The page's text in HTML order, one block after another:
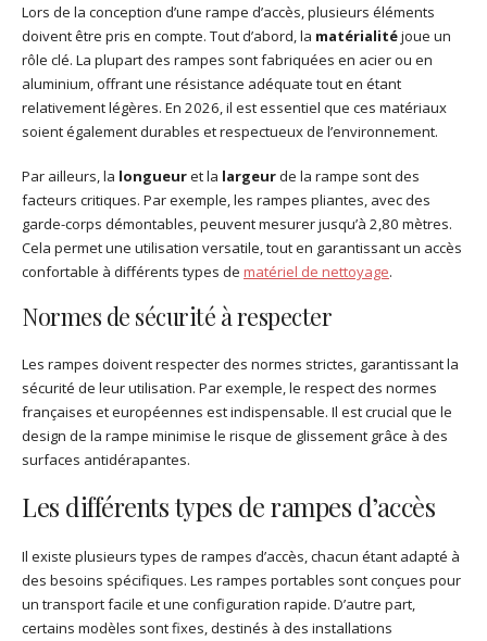
Lors de la conception d’une rampe d’accès, plusieurs éléments
doivent être pris en compte. Tout d’abord, la matérialitéjoue un
rôle clé. La plupart des rampes sont fabriquées en acier ou en
aluminium, offrant une résistance adéquate tout en étant
relativement légères. En 2026, il est essentiel que ces matériaux
soient également durables et respectueux de l’environnement.
Par ailleurs, la longueuret la largeurde la rampe sont des
facteurs critiques. Par exemple, les rampes pliantes, avec des
garde-corps démontables, peuvent mesurer jusqu’à 2,80 mètres.
Cela permet une utilisation versatile, tout en garantissant un accès
confortable à différents types de matériel de nettoyage.
Normes de sécurité à respecter
Les rampes doivent respecter des normes strictes, garantissant la
sécurité de leur utilisation. Par exemple, le respect des normes
françaises et européennes est indispensable. Il est crucial que le
design de la rampe minimise le risque de glissement grâce à des
surfaces antidérapantes.
Les différents types de rampes d’accès
Il existe plusieurs types de rampes d’accès, chacun étant adapté à
des besoins spécifiques. Les rampes portables sont conçues pour
un transport facile et une configuration rapide. D’autre part,
certains modèles sont fixes, destinés à des installations